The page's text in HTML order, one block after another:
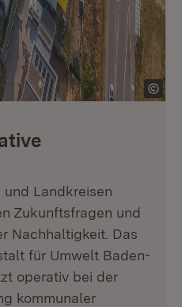
und Landkreisen
Zukunftsfragen und
Nachhaltigkeit. Das
für Umwelt Baden-
operativ bei der
kommunaler